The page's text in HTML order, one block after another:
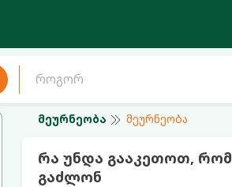
მეურნეობა მეურნეობა
რა უნდა გააკეთოთ, რომ
გაძლონ